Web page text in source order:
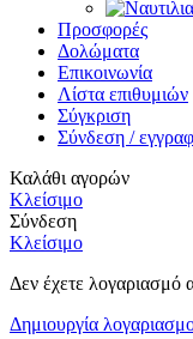
Προσφορές
Δολώματα
Επικοινωνία
Λίστα επιθυμιών
Σύγκριση
Σύνδεση /
Καλάθι αγορών
Κλείσιμο
Σύνδεση
Κλείσιμο
Δεν έχετε λογαριασμό
Δημιουργία